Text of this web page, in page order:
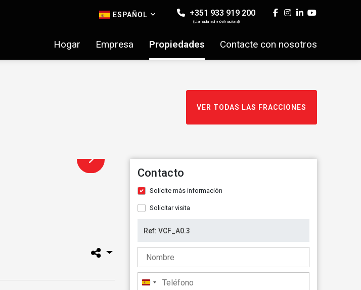
ESPAÑOL +351 933 919 200
(Llamada red móvil nacional)
Hogar Empresa Propiedades Contacte con nosotros
VER TODAS LAS FRACCIONES
Contacto
Solicite más información
Solicitar visita
España